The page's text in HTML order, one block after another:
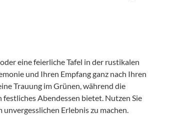
eine feierliche Tafel in der rustikalen
und Ihren Empfang ganz nach Ihren
Trauung im Grünen, während die
Abendessen bietet. Nutzen Sie
Erlebnis zu machen.